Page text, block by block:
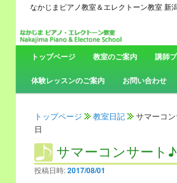
なかじまピアノ教室＆エレクトーン教室 新
メ
イ
ン
コ
ン
サ
ブ
コ
ン
テ
トップページ 教室のご案内 講師
体験レッスンのご案内 お問い合わせ
トップページ 教室日記
サマーコ
日
サマーコンサー
投稿日時:2017/08/01